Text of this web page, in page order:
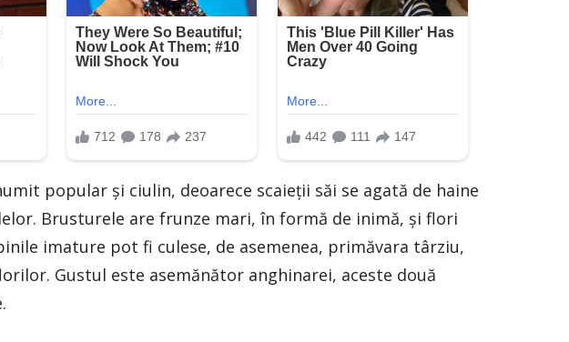
popular şi ciulin, deoarece scaieţii săi se agată de haine
Brusturele are frunze mari, în formă de inimă, şi flori
imature pot fi culese, de asemenea, primăvara târziu,
Gustul este asemănător anghinarei, aceste două